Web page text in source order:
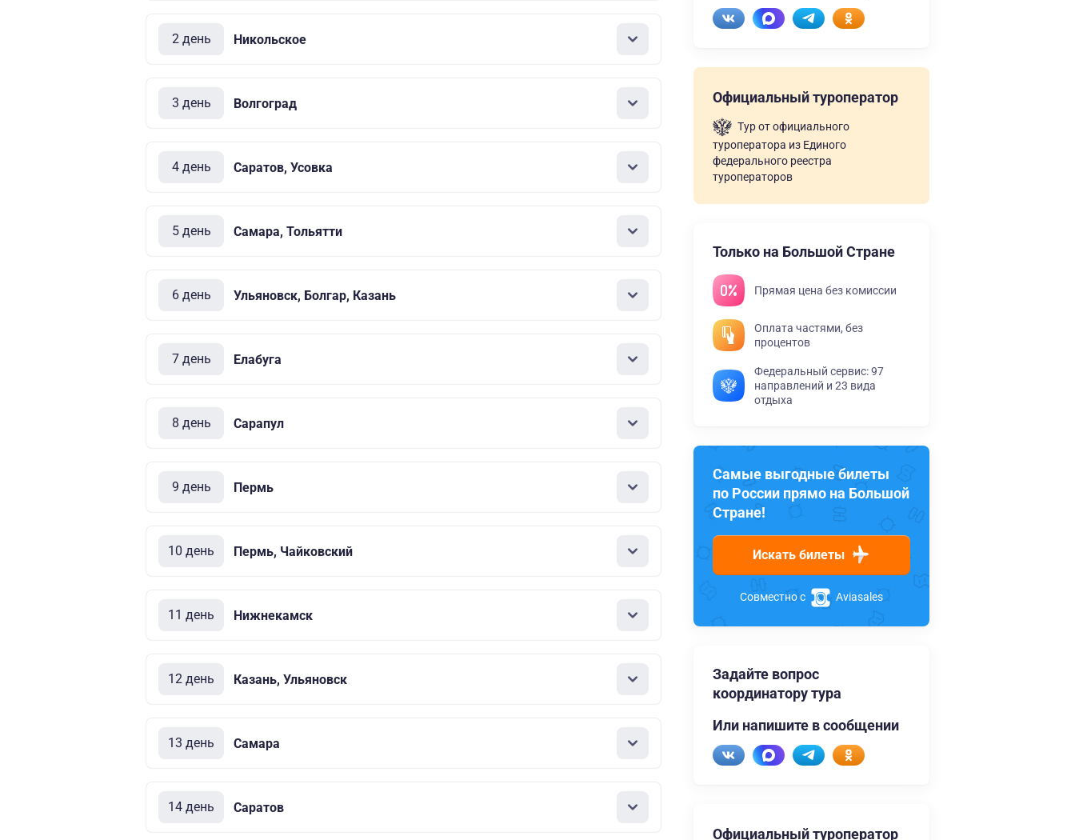
2 день Никольское
3 день Волгоград
4 день Саратов, Усовка
5 день Самара, Тольятти
6 день Ульяновск, Болгар, Казань
7 день Елабуга
8 день Сарапул
9 день Пермь
10 день Пермь, Чайковский
11 день Нижнекамск
12 день Казань, Ульяновск
13 день Самара
14 день Саратов
Официальный туроператор
Тур от официального
туроператора из Единого
федерального реестра
туроператоров
Только на Большой Стране
Прямая цена без комиссии
Оплата частями, без
процентов
Федеральный сервис: 97
направлений и 23 вида
отдыха
Самые выгодные билеты
по России прямо на Большой
Стране!
Искать билеты
Совместно с Aviasales
Задайте вопрос
координатору тура
Или напишите в сообщении
Официальный туроператор